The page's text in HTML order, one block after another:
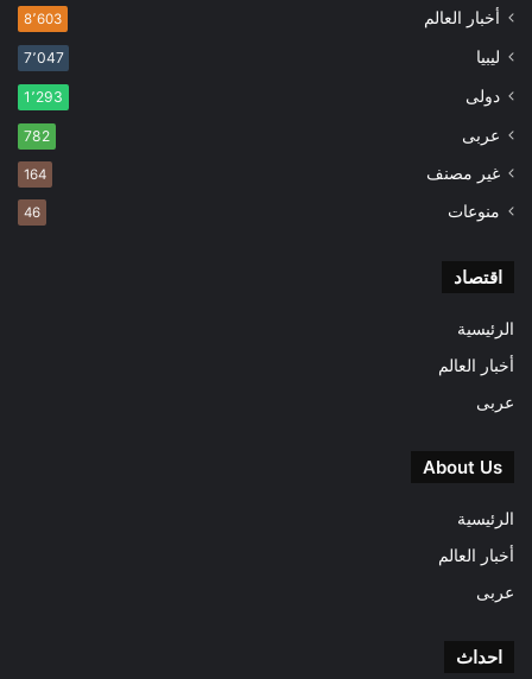
أخبار العالم 8٬603
ليبيا 7٬047
دولى 1٬293
عربى 782
غير مصنف 164
منوعات 46
اقتصاد
الرئيسية
أخبار العالم
عربى
About Us
الرئيسية
أخبار العالم
عربى
احداث